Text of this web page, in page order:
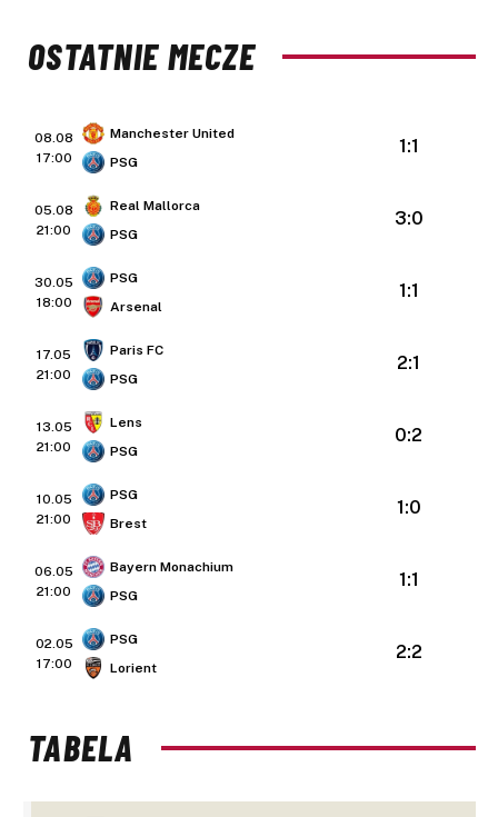
OSTATNIE MECZE
08.08
17:00
Manchester United
PSG
1:1
05.08
21:00
Real Mallorca
PSG
3:0
30.05
18:00
PSG
Arsenal
1:1
17.05
21:00
Paris FC
PSG
2:1
13.05
21:00
Lens
PSG
0:2
10.05
21:00
PSG
Brest
1:0
06.05
21:00
Bayern Monachium
PSG
1:1
02.05
17:00
PSG
Lorient
2:2
TABELA